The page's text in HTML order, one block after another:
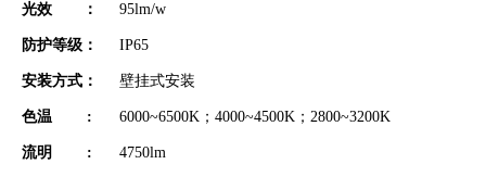
光效 ： 95lm/w
防护等级： IP65
安装方式： 壁挂式安装
色温 : 6000~6500K；4000~4500K；2800~3200K
流明 : 4750lm